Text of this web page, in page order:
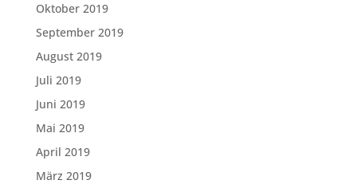
Oktober 2019
September 2019
August 2019
Juli 2019
Juni 2019
Mai 2019
April 2019
März 2019